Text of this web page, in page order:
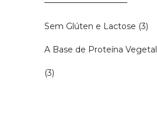
Sem Glúten e Lactose (3)
A Base de Proteína Vegetal
(3)